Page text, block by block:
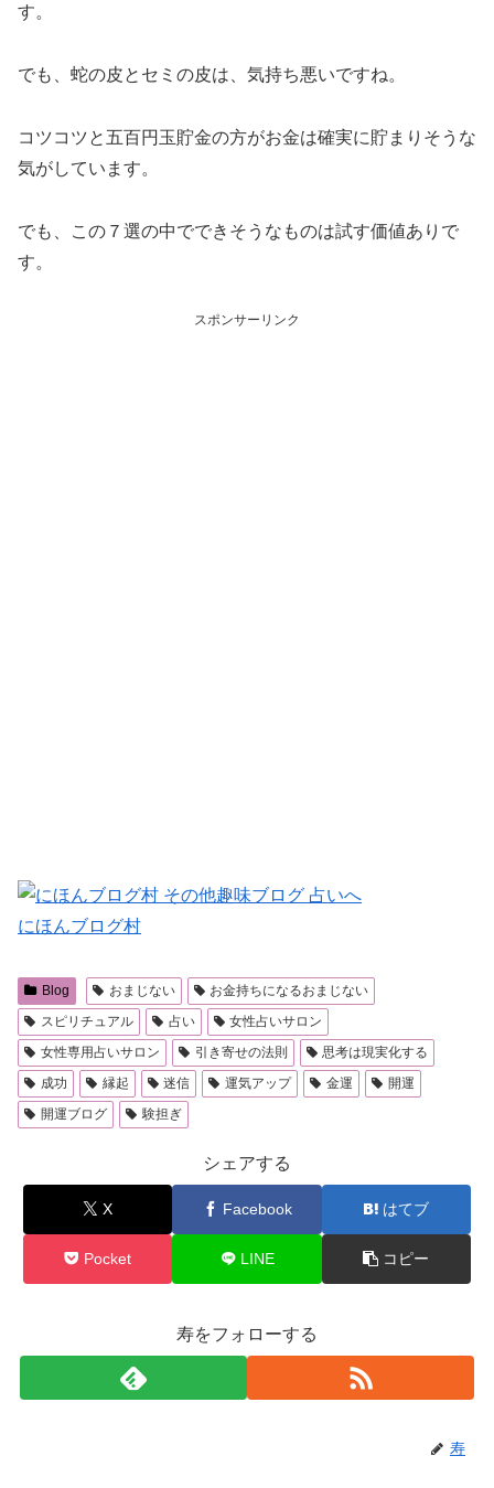
す。
でも、蛇の皮とセミの皮は、気持ち悪いですね。
コツコツと五百円玉貯金の方がお金は確実に貯まりそうな
気がしています。
でも、この７選の中でできそうなものは試す価値ありで
す。
スポンサーリンク
にほんブログ村
Blog おまじない
お金持ちになるおまじない
スピリチュアル
占い
女性占いサロン
女性専用占いサロン
引き寄せの法則
思考は現実化する
成功
縁起 迷信 運気アップ 金運
開運
開運ブログ
験担ぎ
シェアする
X Facebook はてブ
Pocket LINE コピー
寿をフォローする
寿